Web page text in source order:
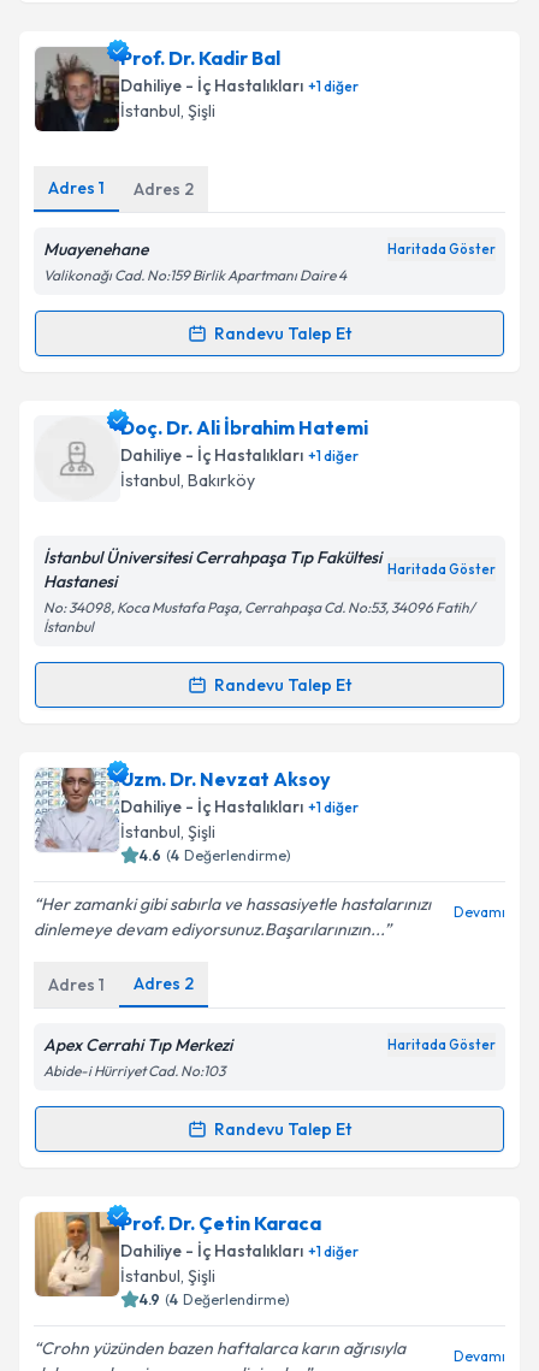
Prof. Dr. Ali Tüzün İnceiçin randevu takvimi talebi
oluşturun. Size bu uzmandan randevu almanız için bir
takvim hazırlandığında e-posta ile bilgilendireceğiz.
Kişisel verilerimin işlenmesine ilişkin
kapsamda işlenmesini kabul ediyorum.
Prof. Dr. Kadir Bal
Dahiliye - İç Hastalıkları +1diğer
İstanbul, Şişli
Adres 1 Adres 2
Muayenehane Haritada Göster
Valikonağı Cad. No:159 Birlik Apartmanı Daire 4
Randevu Talep Et
Randevu Takvimi Talebi
Prof. Dr. Kadir Baliçin randevu takvimi talebi
oluşturun. Size bu uzmandan randevu almanız için bir
takvim hazırlandığında e-posta ile bilgilendireceğiz.
Metni'ni okudum ve kişisel verilerimin belirtilen
kapsamda işlenmesini kabul ediyorum.
Doç. Dr. Ali İbrahim Hatemi
Dahiliye - İç Hastalıkları +1diğer
İstanbul, Bakırköy
İstanbul Üniversitesi Cerrahpaşa Tıp Fakültesi
Hastanesi
Haritada Göster
No: 34098, Koca Mustafa Paşa, Cerrahpaşa Cd. No:53, 34096 Fatih/
İstanbul
Randevu Talep Et
Randevu Takvimi Talebi
Doç. Dr. Ali İbrahim Hatemiiçin randevu takvimi
talebi oluşturun. Size bu uzmandan randevu almanız
için bir takvim hazırlandığında e-posta ile
bilgilendireceğiz.
E-posta Adresiniz
Kişisel verilerimin işlenmesine ilişkinAydınlatma
Metni'ni okudum ve kişisel verilerimin belirtilen
kapsamda işlenmesini kabul ediyorum.
Takvim Talebini Gönder
Uzm. Dr. Nevzat Aksoy
Dahiliye - İç Hastalıkları +1diğer
İstanbul, Şişli
4.6 (4 Değerlendirme)
Her zamanki gibi sabırla ve hassasiyetle hastalarınızı
dinlemeye devam ediyorsunuz.Başarılarınızın...
Devamı
Adres 1 Adres 2
Apex Cerrahi Tıp Merkezi Haritada Göster
Abide-i Hürriyet Cad. No:103
Randevu Talep Et
Randevu Takvimi Talebi
Uzm. Dr. Nevzat Aksoyiçin randevu takvimi talebi
oluşturun. Size bu uzmandan randevu almanız için bir
takvim hazırlandığında e-posta ile bilgilendireceğiz.
Prof. Dr. Çetin Karaca
Dahiliye - İç Hastalıkları +1diğer
İstanbul, Şişli
4.9 (4 Değerlendirme)
Crohn yüzünden bazen haftalarca karın ağrısıyla
Devamı